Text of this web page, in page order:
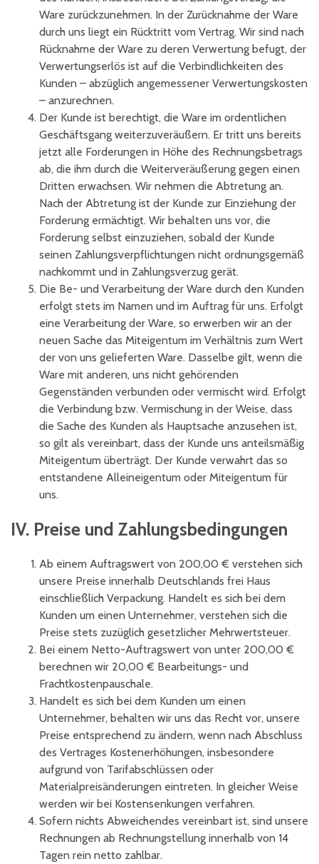
Ware zurückzunehmen. In der Zurücknahme der Ware
durch uns liegt ein Rücktritt vom Vertrag. Wir sind nach
Rücknahme der Ware zu deren Verwertung befugt, der
Verwertungserlös ist auf die Verbindlichkeiten des
Kunden – abzüglich angemessener Verwertungskosten
– anzurechnen.
Der Kunde ist berechtigt, die Ware im ordentlichen
Geschäftsgang weiterzuveräußern. Er tritt uns bereits
jetzt alle Forderungen in Höhe des Rechnungsbetrags
ab, die ihm durch die Weiterveräußerung gegen einen
Dritten erwachsen. Wir nehmen die Abtretung an.
Nach der Abtretung ist der Kunde zur Einziehung der
Forderung ermächtigt. Wir behalten uns vor, die
Forderung selbst einzuziehen, sobald der Kunde
seinen Zahlungsverpflichtungen nicht ordnungsgemäß
nachkommt und in Zahlungsverzug gerät.
Die Be- und Verarbeitung der Ware durch den Kunden
erfolgt stets im Namen und im Auftrag für uns. Erfolgt
eine Verarbeitung der Ware, so erwerben wir an der
neuen Sache das Miteigentum im Verhältnis zum Wert
der von uns gelieferten Ware. Dasselbe gilt, wenn die
Ware mit anderen, uns nicht gehörenden
Gegenständen verbunden oder vermischt wird. Erfolgt
die Verbindung bzw. Vermischung in der Weise, dass
die Sache des Kunden als Hauptsache anzusehen ist,
so gilt als vereinbart, dass der Kunde uns anteilsmäßig
Miteigentum überträgt. Der Kunde verwahrt das so
entstandene Alleineigentum oder Miteigentum für
uns.
IV. Preise und Zahlungsbedingungen
Ab einem Auftragswert von 200,00 € verstehen sich
unsere Preise innerhalb Deutschlands frei Haus
einschließlich Verpackung. Handelt es sich bei dem
Kunden um einen Unternehmer, verstehen sich die
Preise stets zuzüglich gesetzlicher Mehrwertsteuer.
Bei einem Netto-Auftragswert von unter 200,00 €
berechnen wir 20,00 € Bearbeitungs- und
Frachtkostenpauschale.
Handelt es sich bei dem Kunden um einen
Unternehmer, behalten wir uns das Recht vor, unsere
Preise entsprechend zu ändern, wenn nach Abschluss
des Vertrages Kostenerhöhungen, insbesondere
aufgrund von Tarifabschlüssen oder
Materialpreisänderungen eintreten. In gleicher Weise
werden wir bei Kostensenkungen verfahren.
Sofern nichts Abweichendes vereinbart ist, sind unsere
Rechnungen ab Rechnungstellung innerhalb von 14
Tagen rein netto zahlbar.